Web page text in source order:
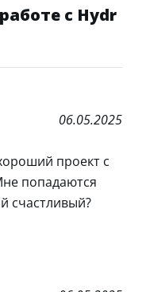
с Hydr
06.05.2025
проект с
попадаются
счастливый?